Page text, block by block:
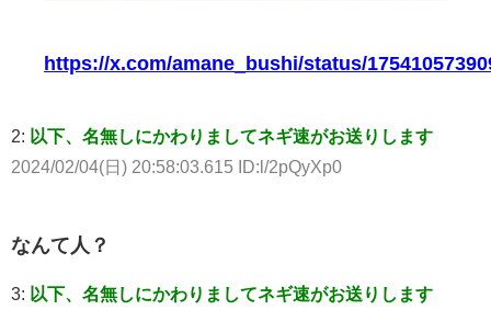
https://x.com/amane_bushi/status/
2: 以下、名無しにかわりましてネギ速がお送りします
2024/02/04(日) 20:58:03.615 ID:l/2pQyXp0
なんて人？
3: 以下、名無しにかわりましてネギ速がお送りします